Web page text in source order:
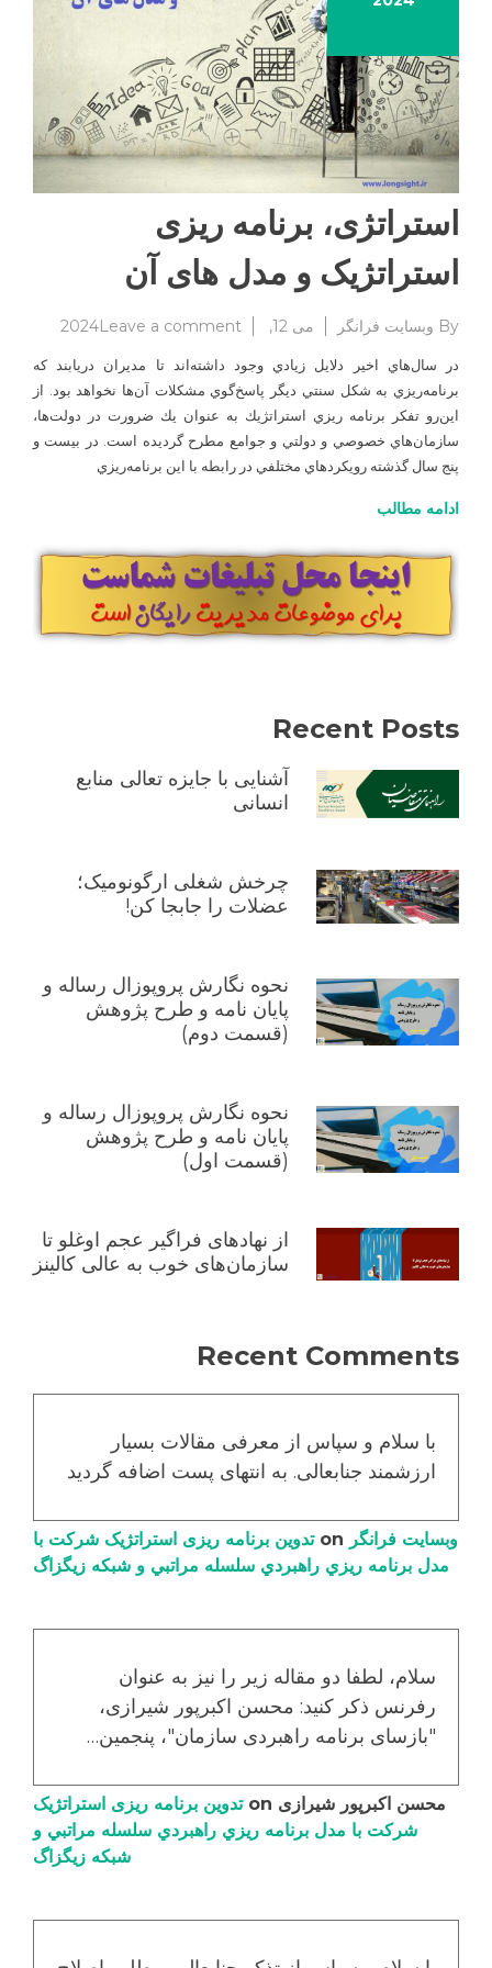
استراتژی، برنامه ریزی
استراتژیک و مدل های آن
By وبسایت فرانگر می 12, 2024 Leave a comment
on
برنامه
ریزی
و
در سال‌هاي اخير دلايل زيادي وجود داشته‌اند تا مديران دريابند كه
برنامه‌ريزي به شكل سنتي ديگر پاسخ‌گوي مشكلات آن‌ها نخواهد بود. از
اين‌رو تفكر برنامه ريزي استراتژيك به عنوان يك ضرورت در دولت‌ها،
سازمان‌هاي خصوصي و دولتي و جوامع مطرح گرديده است. در بيست و
پنج سال گذشته رويكردهاي مختلفي در رابطه با اين برنامه‌ريزي
ادامه مطالب
Recent Posts
آشنایی با جایزه تعالی منابع
انسانی
چرخش شغلی ارگونومیک؛
عضلات را جابجا کن!
نحوه نگارش پروپوزال رساله و
پایان نامه و طرح پژوهش
(قسمت دوم)
نحوه نگارش پروپوزال رساله و
پایان نامه و طرح پژوهش
(قسمت اول)
از نهادهای فراگیر عجم اوغلو تا
سازمان‌های خوب به عالی کالینز
Recent Comments
با سلام و سپاس از معرفی مقالات بسیار
ارزشمند جنابعالی. به انتهای پست اضافه گردید
وبسایت فرانگر
تدوین برنامه ریزی استراتژیک شرکت با
مدل برنامه ریزي راهبردي سلسله مراتبي و شبکه زیگزاگ
سلام، لطفا دو مقاله زیر را نیز به عنوان
رفرنس ذکر کنید: محسن اکبرپور شیرازی،
"بازسای برنامه راهبردی سازمان"، پنجمین…
محسن اکبرپور شیرازی
تدوین برنامه ریزی استراتژیک
شرکت با مدل برنامه ریزي راهبردي سلسله مراتبي و
شبکه زیگزاگ